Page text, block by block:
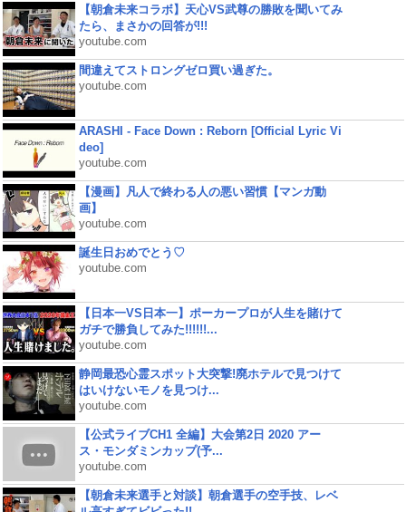
【朝倉未来コラボ】天心VS武尊の勝敗を聞いてみ
たら、まさかの回答が!!!
youtube.com
間違えてストロングゼロ買い過ぎた。
youtube.com
ARASHI - Face Down : Reborn [Official Lyric Vi
deo]
youtube.com
【漫画】凡人で終わる人の悪い習慣【マンガ動
画】
youtube.com
誕生日おめでとう♡
youtube.com
【日本一VS日本一】ポーカープロが人生を賭けて
ガチで勝負してみた!!!!!!...
youtube.com
静岡最恐心霊スポット大突撃!廃ホテルで見つけて
はいけないモノを見つけ...
youtube.com
【公式ライブCH1 全編】大会第2日 2020 アー
ス・モンダミンカップ(予...
youtube.com
【朝倉未来選手と対談】朝倉選手の空手技、レベ